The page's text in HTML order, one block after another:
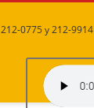
212-0775 y 212-9914